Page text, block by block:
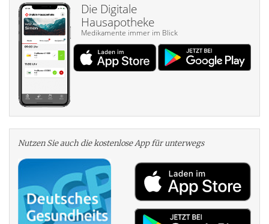
Die Digitale
Hausapotheke
Medikamente immer im Blick
Nutzen Sie auch die kosten­lose App für unterwegs